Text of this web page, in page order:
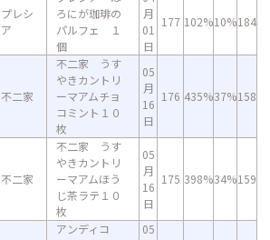
プレシ
ア
ろにが珈琲の
パルフェ １
個
月
01
日
177 102%10%184
不二家
不二家 うす
やきカントリ
ーマアムチョ
コミント１０
枚
05
月
16
日
176 435%37%158
不二家
不二家 うす
やきカントリ
ーマアムほう
じ茶ラテ１０
枚
05
月
16
日
175 398%34%159
アンディコ
05